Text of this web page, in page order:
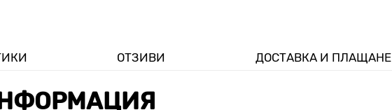
ОТЗИВИ ДОСТАВКА И ПЛАЩАНЕ